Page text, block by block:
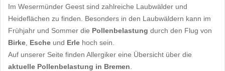
Im Wesermünder Geest sind zahlreiche Laubwälder und
Heideflächen zu finden. Besonders in den Laubwäldern kann im
Frühjahr und Sommer die Pollenbelastung durch den Flug von
Birke Esche und Erle hoch sein.
Auf unserer Seite finden Allergiker eine Übersicht über die
aktuelle Pollenbelastung in Bremen